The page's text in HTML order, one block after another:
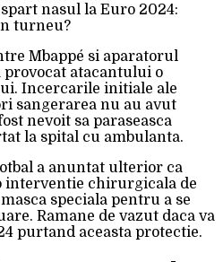
nasul la Euro 2024:
turneu?
Mbappé si aparatorul
provocat atacantului o
Incercarile initiale ale
sangerarea nu au avut
nevoit sa paraseasca
la spital cu ambulanta.
a anuntat ulterior ca
interventie chirurgicala de
speciala pentru a se
Ramane de vazut daca va
purtand aceasta protectie.